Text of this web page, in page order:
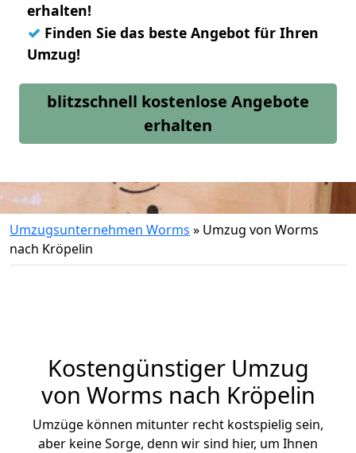
erhalten!
✓ Finden Sie das beste Angebot für Ihren
Umzug!
blitzschnell kostenlose Angebote
erhalten
Umzugsunternehmen Worms » Umzug von Worms
nach Kröpelin
Kostengünstiger Umzug
von Worms nach Kröpelin
Umzüge können mitunter recht kostspielig sein,
aber keine Sorge, denn wir sind hier, um Ihnen